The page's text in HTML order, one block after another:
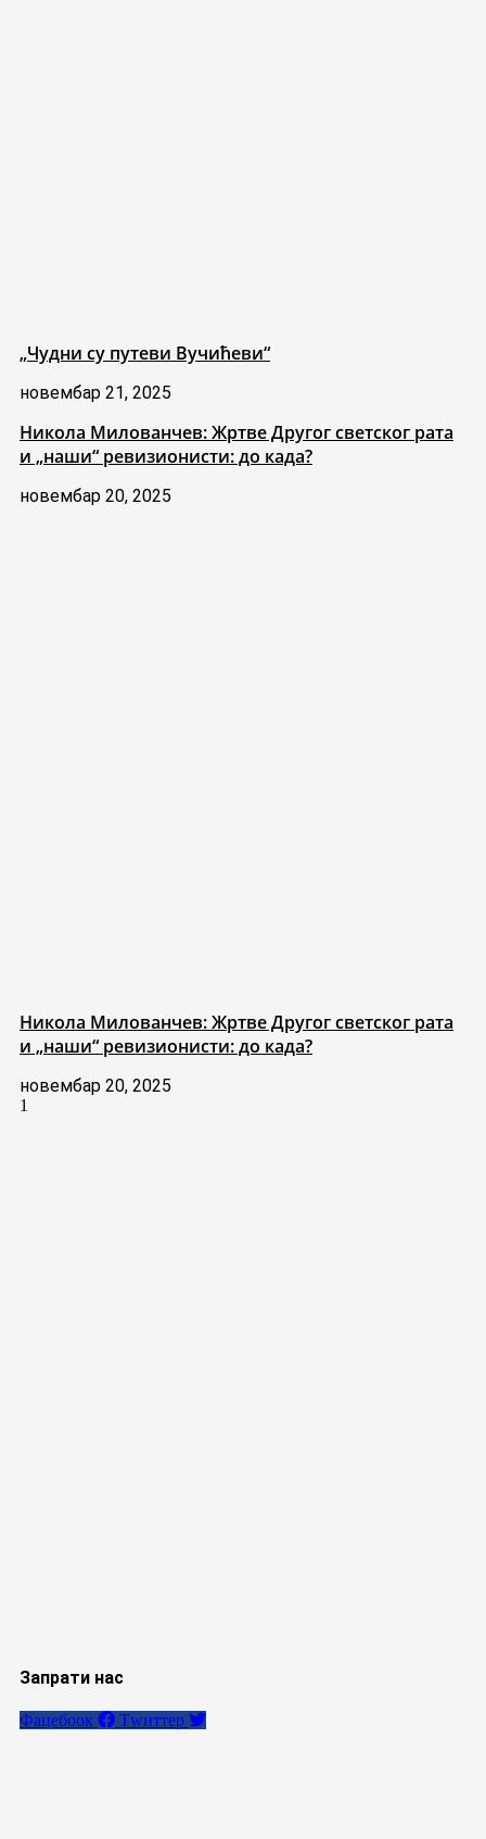
„Чудни су путеви Вучићеви“
новембар 21, 2025
Никола Милованчев: Жртве Другог светског рата
и „наши“ ревизионисти: до када?
новембар 20, 2025
Никола Милованчев: Жртве Другог светског рата
и „наши“ ревизионисти: до када?
новембар 20, 2025
Запрати нас
Фацебоок Тwиттер